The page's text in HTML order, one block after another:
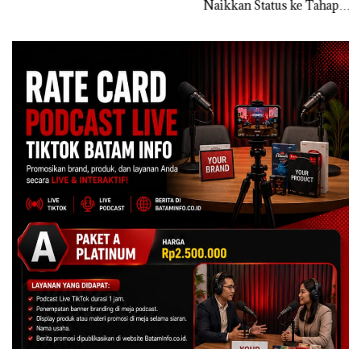
Naikkan Status ke Tahap